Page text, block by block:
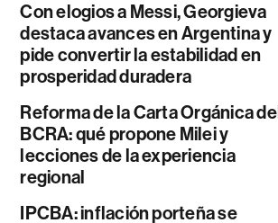
Con elogios a Messi, Georgieva
destaca avances en Argentina y
pide convertir la estabilidad en
prosperidad duradera
Reforma de la Carta Orgánica del
BCRA: qué propone Milei y
lecciones de la experiencia
regional
IPCBA: inflación porteña se